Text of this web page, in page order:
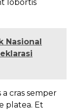
lobortis
Nasional
a cras semper
platea. Et